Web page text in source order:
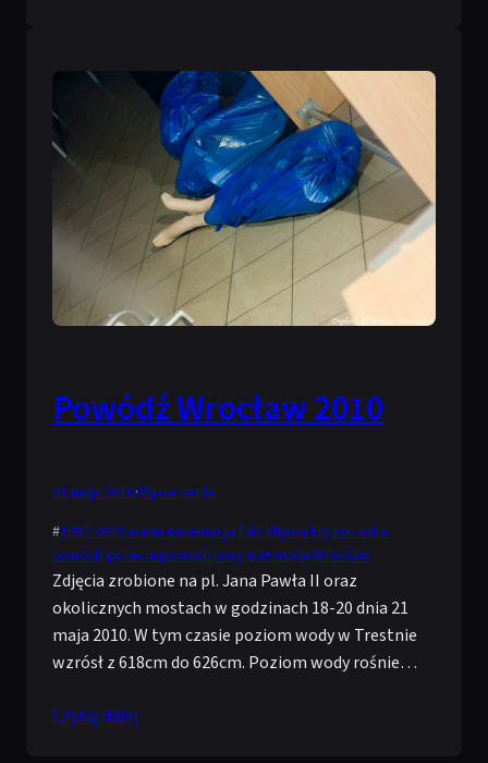
Powódź Wrocław 2010
21 maja 2010·Wydarzenia
#19972010alarmewakuacjafalaklęskakryzysodra
powódźprzeciwpowodziowywałwodaWrocław
Zdjęcia zrobione na pl. Jana Pawła II oraz
okolicznych mostach w godzinach 18-20 dnia 21
maja 2010. W tym czasie poziom wody w Trestnie
wzrósł z 618cm do 626cm. Poziom wody rośnie…
Czytaj dalej